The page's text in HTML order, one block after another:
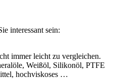
interessant sein:
immer leicht zu vergleichen.
Weißöl, Silikonöl, PTFE
hochviskoses …